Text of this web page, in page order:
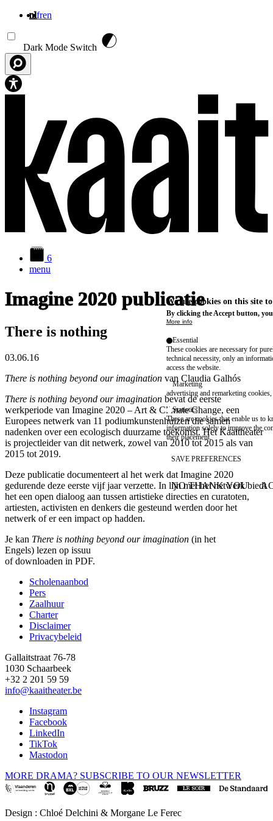
nlfren
Dark Mode Switch
6
menu
Imagine 2020 publicatie
There is nothing
03.06.16
There is nothing beyond our imagination van Claudia Galhós
There is nothing beyond our imagination bevat de eerste
werkperiode van Imagine 2020 – Art & Climate Change, een
Europees netwerk van 11 podiumkunstenhuizendie samen
nadenken over een ecologisch duurzame toekomst. Het Kaaitheater
is projectleider van dit netwerk, zowel van 2010 tot 2015 als van
2015 tot 2019.
Deze publicatie documenteert al het werk dat Imagine 2020
gedurende deze eerste vijf jaar verzette. In lijn met het netwerk biedt
het een open dialoog aan tussen artistieke directies en curatoten,
artiesten, activisten en denkers die gesteund werden door het
netwerk of er een impact op hadden.
Je kan There is nothing beyond our imagination (in het
Engels) lezen op issuu
of downloaden in PDF.
Footer
Scholenaanbod
Pers
Zaalhuur
Charter
Disclaimer
Privacybeleid
Gallaitstraat 76-78
1030 Schaarbeek
+32 2 201 59 59
info@kaaitheater.be
Instagram
Facebook
LinkedIn
TikTok
Mastodon
MORE DRAMA? SUBSCRIBE TO OUR NEWSLETTER
Design : Chloé Delchini & Morgane Le Ferec
We use cookies on this site
By clicking the Accept button,
More info
Essential
These cookies are necessary for
technical necessity, only an
access the website.
Marketing
advertising and remarketing cookies,
Statistics
These are cookies that enable us to
information solely to improve the
their placement.
SAVE PREFERENCES
NO THANK YOU
WITHDRAW